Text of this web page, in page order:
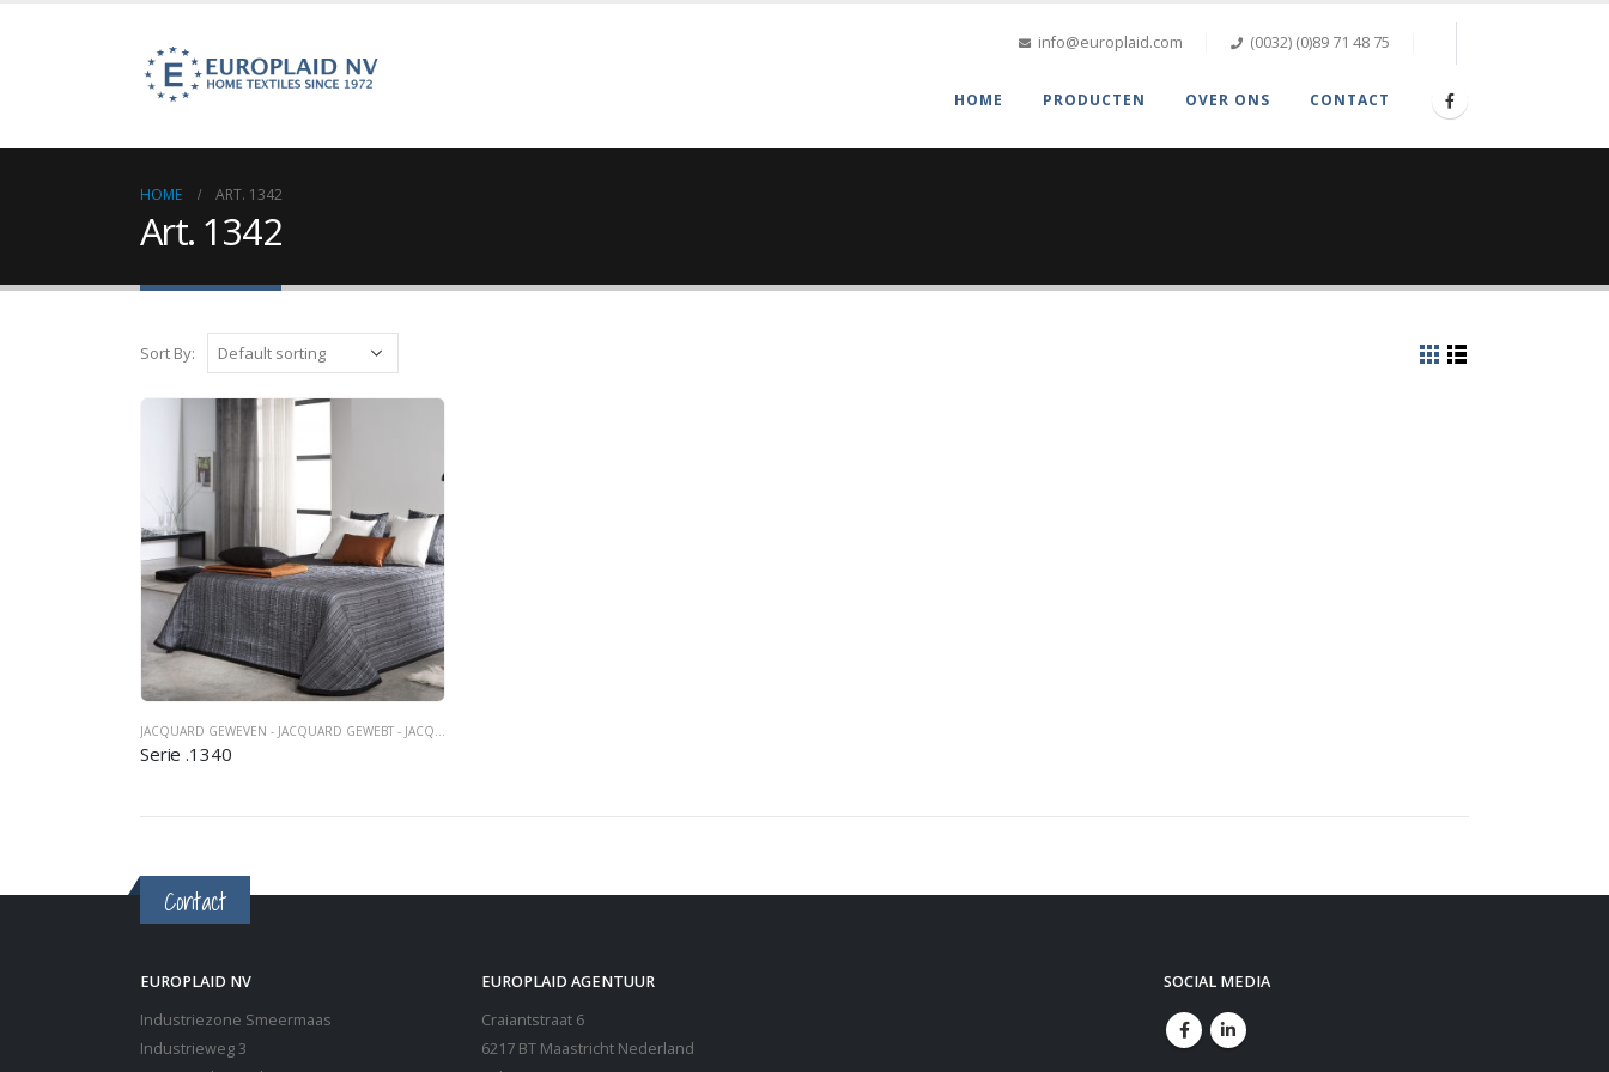
info@europlaid.com (0032) (0)89 71 48 75
HOME PRODUCTEN OVER ONS CONTACT
HOME ART. 1342
Art. 1342
Sort By:
JACQUARD GEWEVEN - JACQUARD GEWEBT - JACQUARD WOVEN
Serie .1340
Contact
EUROPLAID NV
Industriezone Smeermaas
Industrieweg 3
EUROPLAID AGENTUUR
Craiantstraat 6
6217 BT Maastricht Nederland
SOCIAL MEDIA